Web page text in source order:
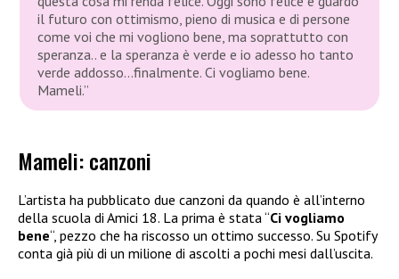
il futuro con ottimismo, pieno di musica e di persone
come voi che mi vogliono bene, ma soprattutto con
speranza.. e la speranza è verde e io adesso ho tanto
verde addosso…finalmente. Ci vogliamo bene.
Mameli.”
Mameli: canzoni
L’artista ha pubblicato due canzoni da quando è all’interno
della scuola di Amici 18. La prima è stata “Ci vogliamo
bene“, pezzo che ha riscosso un ottimo successo. Su Spotify
conta già più di un milione di ascolti a pochi mesi dall’uscita.